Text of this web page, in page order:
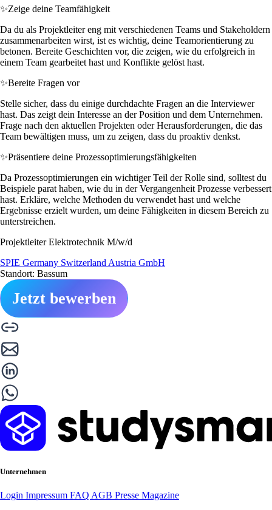
✨Zeige deine Teamfähigkeit
Da du als Projektleiter eng mit verschiedenen Teams und Stakeholdern
zusammenarbeiten wirst, ist es wichtig, deine Teamorientierung zu
betonen. Bereite Geschichten vor, die zeigen, wie du erfolgreich in
einem Team gearbeitet hast und Konflikte gelöst hast.
✨Bereite Fragen vor
Stelle sicher, dass du einige durchdachte Fragen an die Interviewer
hast. Das zeigt dein Interesse an der Position und dem Unternehmen.
Frage nach den aktuellen Projekten oder Herausforderungen, die das
Team bewältigen muss, um zu zeigen, dass du proaktiv denkst.
✨Präsentiere deine Prozessoptimierungsfähigkeiten
Da Prozessoptimierungen ein wichtiger Teil der Rolle sind, solltest du
Beispiele parat haben, wie du in der Vergangenheit Prozesse verbessert
hast. Erkläre, welche Methoden du verwendet hast und welche
Ergebnisse erzielt wurden, um deine Fähigkeiten in diesem Bereich zu
unterstreichen.
Projektleiter Elektrotechnik M/w/d
SPIE Germany Switzerland Austria GmbH
Standort: Bassum
Jetzt bewerben
Unternehmen
Login Impressum FAQ AGB Presse Magazine